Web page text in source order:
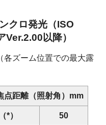
クロ発光（ISO
以降）
各ズーム位置での最大露
点距離（照射角）mm
*） 50